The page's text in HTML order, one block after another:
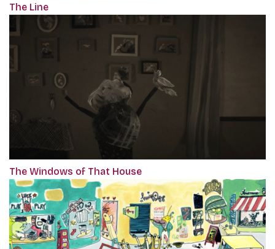
The Line
The Windows of That House